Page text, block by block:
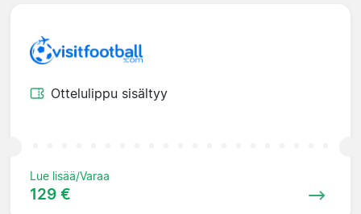
Ottelulippu sisältyy
Lue lisää/Varaa
129 €